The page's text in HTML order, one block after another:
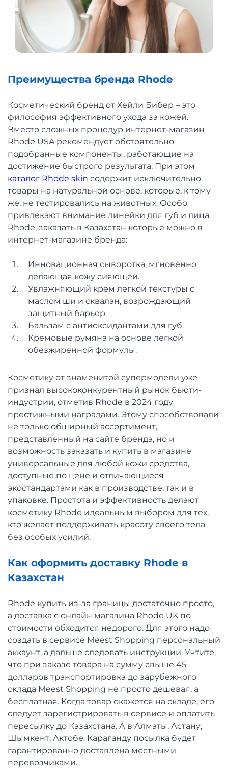
Преимущества бренда Rhode
Косметический бренд от Хейли Бибер – это
философия эффективного ухода за кожей.
Вместо сложных процедур интернет-магазин
Rhode USA рекомендует обстоятельно
подобранные компоненты, работающие на
достижение быстрого результата. При этом
каталог Rhode skin содержит исключительно
товары на натуральной основе, которые, к тому
же, не тестировались на животных. Особо
привлекают внимание линейки для губ и лица
Rhode, заказать в Казахстан которые можно в
интернет-магазине бренда:
Инновационная сыворотка, мгновенно
делающая кожу сияющей.
Увлажняющий крем легкой текстуры с
маслом ши и сквалан, возрождающий
защитный барьер.
Бальзам с антиоксидантами для губ.
Кремовые румяна на основе легкой
обезжиренной формулы.
Косметику от знаменитой супермодели уже
признал высококонкурентный рынок бьюти-
индустрии, отметив Rhode в 2024 году
престижными наградами. Этому способствовали
не только обширный ассортимент,
представленный на сайте бренда, но и
возможность заказать и купить в магазине
универсальные для любой кожи средства,
доступные по цене и отличающиеся
экостандартами как в производстве, так и в
упаковке. Простота и эффективность делают
косметику Rhode идеальным выбором для тех,
кто желает поддерживать красоту своего тела
без особых усилий.
Как оформить доставку Rhode в
Казахстан
Rhode купить из-за границы достаточно просто,
а доставка с онлайн магазина Rhode UK по
стоимости обходится недорого. Для этого надо
создать в сервисе Meest Shopping персональный
аккаунт, а дальше следовать инструкции. Учтите,
что при заказе товара на сумму свыше 45
долларов транспортировка до зарубежного
склада Meest Shopping не просто дешевая, а
бесплатная. Когда товар окажется на складе, его
следует зарегистрировать в сервисе и оплатить
пересылку до Казахстана. А в Алматы, Астану,
Шымкент, Актобе, Караганду посылка будет
гарантированно доставлена местными
перевозчиками.